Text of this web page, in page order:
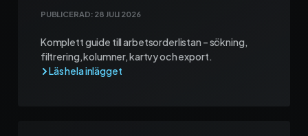
PUBLICERAD: 28 JULI 2026
Komplett guide till arbetsorderlistan – sökning,
filtrering, kolumner, kartvy och export.